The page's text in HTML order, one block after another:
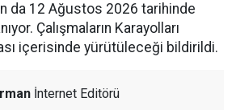
da 12 Ağustos 2026 tarihinde
Çalışmaların Karayolları
içerisinde yürütüleceği bildirildi.
İnternet Editörü